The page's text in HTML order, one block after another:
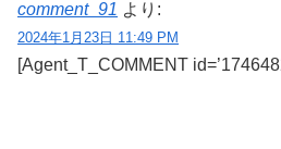
comment_91 より:
2024年1月23日 11:49 PM
[Agent_T_COMMENT